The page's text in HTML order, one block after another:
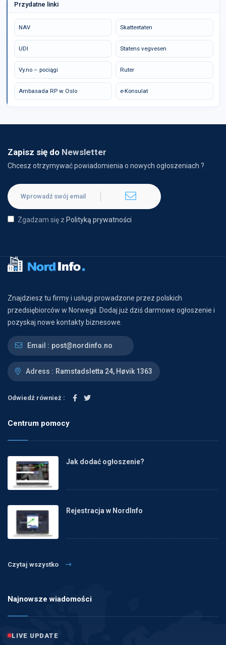
Przydatne linki
NAV Skatteetaten
UDI Statens vegvesen
Vy.no – pociągi Ruter
Ambasada RP w Oslo e-Konsulat
Zapisz się do Newsletter
Chcesz otrzymywać powiadomienia o nowych ogłoszeniach ?
Zgadzam się z Polityką prywatności
Znajdziesz tu firmy i usługi prowadzone przez polskich
przedsiębiorców w Norwegii. Dodaj już dziś darmowe ogłoszenie i
pozyskaj nowe kontakty biznesowe.
Email : post@nordinfo.no
Adress : Ramstadsletta 24, Høvik 1363
Odwiedź również :
Centrum pomocy
Jak dodać ogłoszenie?
Rejestracja w NordInfo
Czytaj wszystko
Najnowsze wiadomości
LIVE UPDATE